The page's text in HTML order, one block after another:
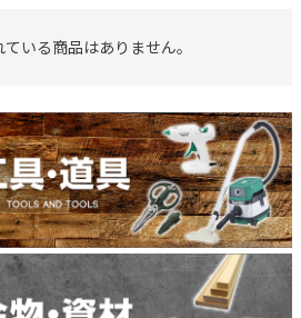
いる商品はありません。